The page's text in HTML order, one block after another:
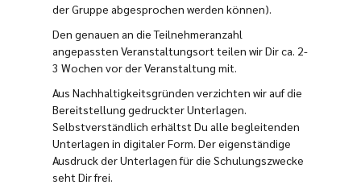
der Gruppe abgesprochen werden können).
Den genauen an die Teilnehmeranzahl
angepassten Veranstaltungsort teilen wir Dir ca. 2-
3 Wochen vor der Veranstaltung mit.
Aus Nachhaltigkeitsgründen verzichten wir auf die
Bereitstellung gedruckter Unterlagen.
Selbstverständlich erhältst Du alle begleitenden
Unterlagen in digitaler Form. Der eigenständige
Ausdruck der Unterlagen für die Schulungszwecke
seht Dir frei.